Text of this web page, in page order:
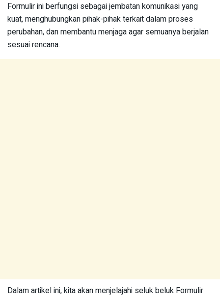
Formulir ini berfungsi sebagai jembatan komunikasi yang
kuat, menghubungkan pihak-pihak terkait dalam proses
perubahan, dan membantu menjaga agar semuanya berjalan
sesuai rencana.
Dalam artikel ini, kita akan menjelajahi seluk beluk Formulir